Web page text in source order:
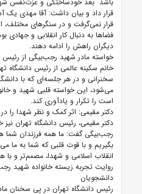
قرار داد و بیان داشت: آقا مهدی یک
قرار نمی‌گرفت و در سنگرهای مختلف،
فضاها به دنبال کار انقلابی و
دیگران راهش را ادامه دهند.
خواسته مادر شهید رجب‌بیگی از رئیس
خانم سکینه عالمی از رئیس دانشگاه
سخنرانی و در هر جلسه‌ای که با
می‌شود، این خواسته قلبی شهید و
است را تکرار و یادآوری کند.
دکتر مقیمی: اثر کمک و نظر شهدا را در
دکتر مقیمی، رئیس دانشگاه تهران نیز
رجب‌بیگی گفت: ما همه فرزندان شما
بگیریم و با قوت قلبی که شما به ما
انقلاب اسلامی و شهدا، مصمم‌تر و
روایت تجربه زیسته خانواده شهید
دانشجویان
رئیس دانشگاه تهران در پی سخنان